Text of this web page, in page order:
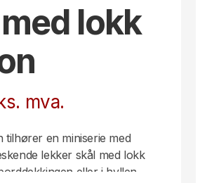
lokk
mva.
tilhører en miniserie med
lekker skål med lokk
eller i hyllen.